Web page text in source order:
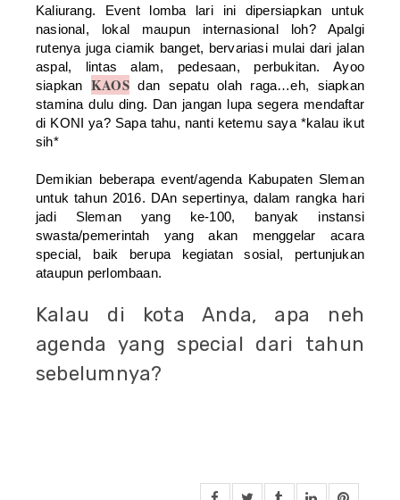
Kaliurang. Event lomba lari ini dipersiapkan untuk
nasional, lokal maupun internasional loh? Apalgi
rutenya juga ciamik banget, bervariasi mulai dari jalan
aspal, lintas alam, pedesaan, perbukitan. Ayoo
siapkan KAOS dan sepatu olah raga…eh, siapkan
stamina dulu ding. Dan jangan lupa segera mendaftar
di KONI ya? Sapa tahu, nanti ketemu saya *kalau ikut
sih*
Demikian beberapa event/agenda Kabupaten Sleman
untuk tahun 2016. DAn sepertinya, dalam rangka hari
jadi Sleman yang ke-100, banyak instansi
swasta/pemerintah yang akan menggelar acara
special, baik berupa kegiatan sosial, pertunjukan
ataupun perlombaan.
Kalau di kota Anda, apa neh
agenda yang special dari tahun
sebelumnya?